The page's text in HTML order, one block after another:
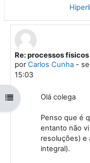
Abrir índice da disciplina
Em resposta a
Re: processos
porCarlos Cunha-
15:03
Olá colega
Penso que é
entanto não
resoluções) e
integral).